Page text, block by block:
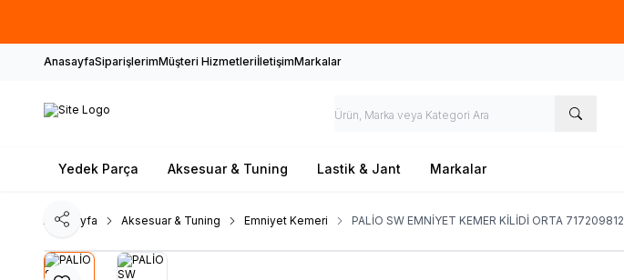
AnasayfaSiparişlerimMüşteri HizmetleriİletişimMarkalar
Yedek Parça Aksesuar & Tuning Lastik & Jant Markalar
Ana Sayfa Aksesuar & Tuning Emniyet Kemeri PALİO SW EMNİYET KEMER KİLİDİ ORTA 717209812
Paylaş